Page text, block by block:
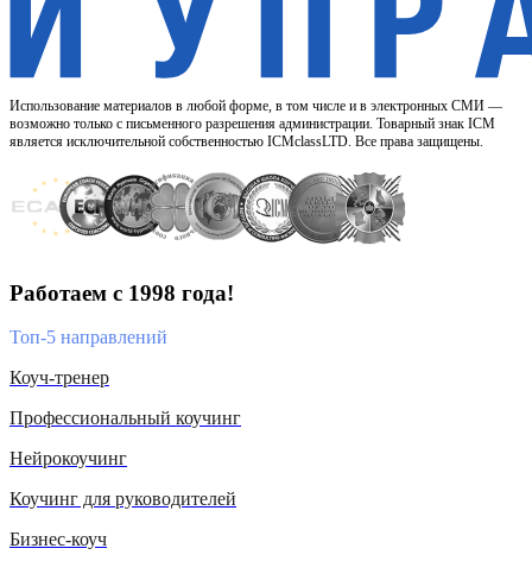
Использование материалов в любой форме, в том числе и в электронных СМИ —
возможно только с письменного разрешения администрации. Товарный знак ICM
является исключительной собственностью ICMclassLTD. Все права защищены.
Работаем с 1998 года!
Топ-5 направлений
Коуч-тренер
Профессиональный коучинг
Нейрокоучинг
Коучинг для руководителей
Бизнес-коуч